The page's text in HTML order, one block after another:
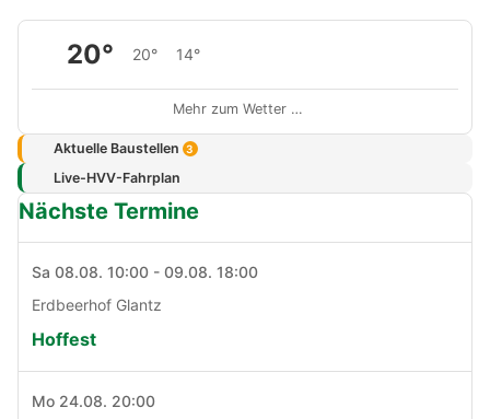
20° 20° 14°
Mehr zum Wetter …
Aktuelle Baustellen 3
Live-HVV-Fahrplan
Nächste Termine
Sa 08.08. 10:00 - 09.08. 18:00
Erdbeerhof Glantz
Hoffest
Mo 24.08. 20:00